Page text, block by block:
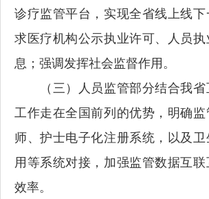
诊疗监管平台，实现全省线上线
求医疗机构公示执业许可、人员
息；强调发挥社会监督作用。
（三）人员监管部分结合我省
工作走在全国前列的优势，明确
师、护士电子化注册系统，以及
用等系统对接，加强监管数据互
效率。